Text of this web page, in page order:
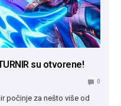
su otvorene!
0
počinje za nešto više od